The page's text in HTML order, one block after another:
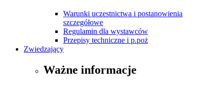
Warunki uczestnictwa i postanowienia
szczegółowe
Regulamin dla wystawców
Przepisy techniczne i p.poż
Zwiedzający
Ważne informacje